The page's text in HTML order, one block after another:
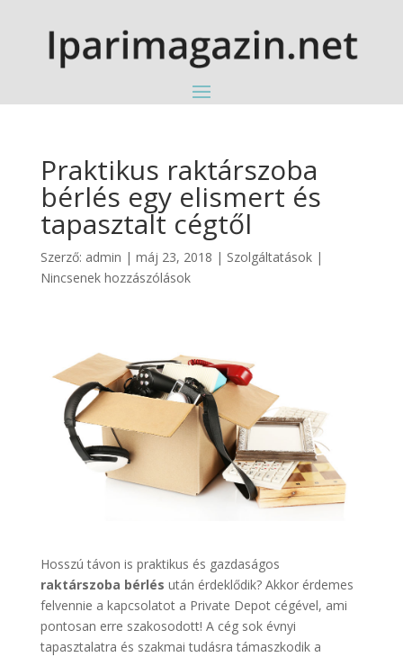
Praktikus raktárszoba
bérlés egy elismert és
tapasztalt cégtől
Szerző: admin | máj 23, 2018 | Szolgáltatások|
Nincsenek hozzászólások
Hosszú távon is praktikus és gazdaságos
raktárszoba bérlés után érdeklődik? Akkor érdemes
felvennie a kapcsolatot a Private Depot cégével, ami
pontosan erre szakosodott! A cég sok évnyi
tapasztalatra és szakmai tudásra támaszkodik a